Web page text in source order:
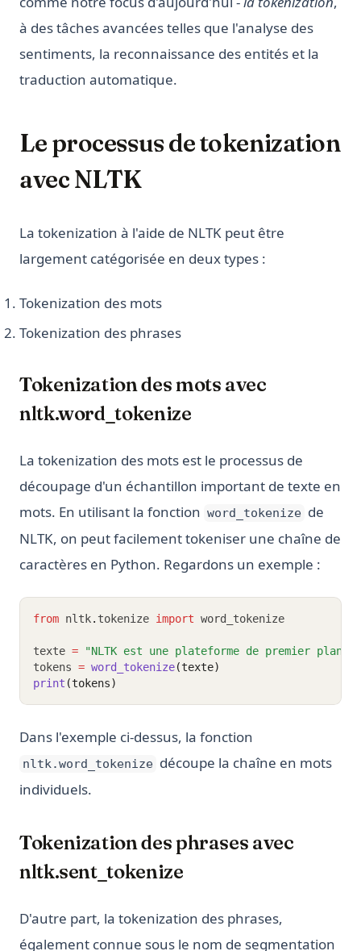
à des tâches avancées telles que l'analyse des
sentiments, la reconnaissance des entités et la
traduction automatique.
Le processus de tokenization
avec NLTK
La tokenization à l'aide de NLTK peut être
largement catégorisée en deux types :
Tokenization des mots
Tokenization des phrases
Tokenization des mots avec
nltk.word_tokenize
La tokenization des mots est le processus de
découpage d'un échantillon important de texte en
mots. En utilisant la fonction word_tokenize de
NLTK, on peut facilement tokeniser une chaîne de
caractères en Python. Regardons un exemple :
from nltk. tokenize import word_tokenize
texte =
"NLTK est une plateforme de premier plan
tokens = word_tokenize(texte)
print (tokens)
Dans l'exemple ci-dessus, la fonction
nltk.word_tokenize découpe la chaîne en mots
individuels.
Tokenization des phrases avec
nltk.sent_tokenize
D'autre part, la tokenization des phrases,
également connue sous le nom de segmentation